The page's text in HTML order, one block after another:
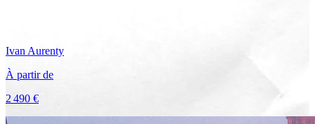
Ivan Aurenty
À partir de
2 490 €